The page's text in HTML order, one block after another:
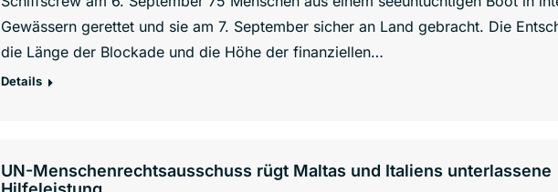
Gewässern gerettet und sie am 7. September sicher an Land gebracht. Die
die Länge der Blockade und die Höhe der finanziellen…
Details
UN-Menschenrechtsausschuss rügt Maltas und Italiens unterlassene